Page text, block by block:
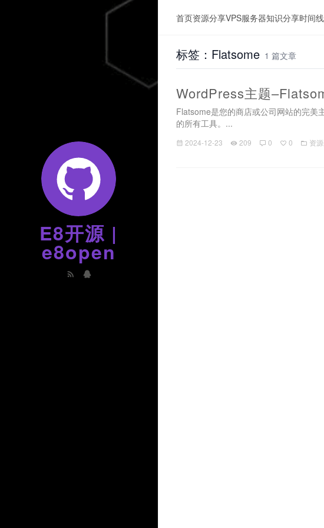
E8开源 |
e8open
首页资源分享VPS服务器知识分享时间线
标签：Flatsome 1 篇文章
WordPress主题
Flatsome是您的商店或公司网站的完美
的所有工具。...
2024-12-23 209 0 0 资